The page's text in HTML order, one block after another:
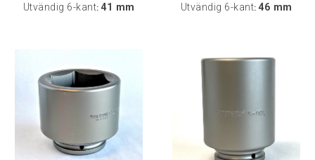
Utvändig 6-kant: 41 mm Utvändig 6-kant: 46 mm